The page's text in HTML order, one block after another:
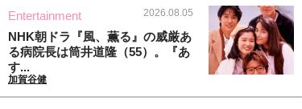
Entertainment 2026.08.05
NHK朝ドラ『風、薫る』の威厳あ
る病院長は筒井道隆（55）。『あ
す...
加賀谷健